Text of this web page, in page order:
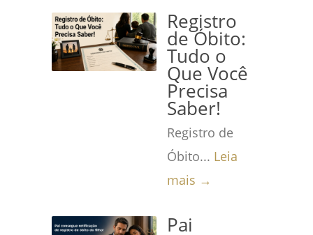
Registro
de Óbito:
Tudo o
Que Você
Precisa
Saber!
Registro de
Óbito... Leia
mais →
Pai